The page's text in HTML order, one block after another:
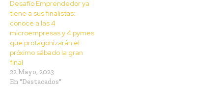
Desafío Emprendedor ya
tiene a sus finalistas:
conoce a las 4
microempresas y 4 pymes
que protagonizarán el
próximo sábado la gran
final
22 Mayo, 2023
En "Destacados"